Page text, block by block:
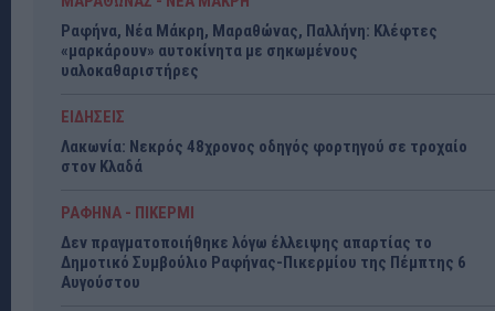
Ραφήνα, Νέα Μάκρη, Μαραθώνας, Παλλήνη: Κλέφτες
«μαρκάρουν» αυτοκίνητα με σηκωμένους
υαλοκαθαριστήρες
ΕΙΔΗΣΕΙΣ
Λακωνία: Νεκρός 48χρονος οδηγός φορτηγού σε τροχαίο
στον Κλαδά
ΡΑΦΗΝΑ - ΠΙΚΕΡΜΙ
Δεν πραγματοποιήθηκε λόγω έλλειψης απαρτίας το
Δημοτικό Συμβούλιο Ραφήνας-Πικερμίου της Πέμπτης 6
Αυγούστου